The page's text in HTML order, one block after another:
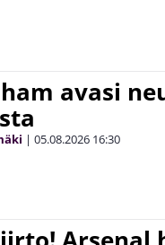
avasi
| 05.08.2026 16:30